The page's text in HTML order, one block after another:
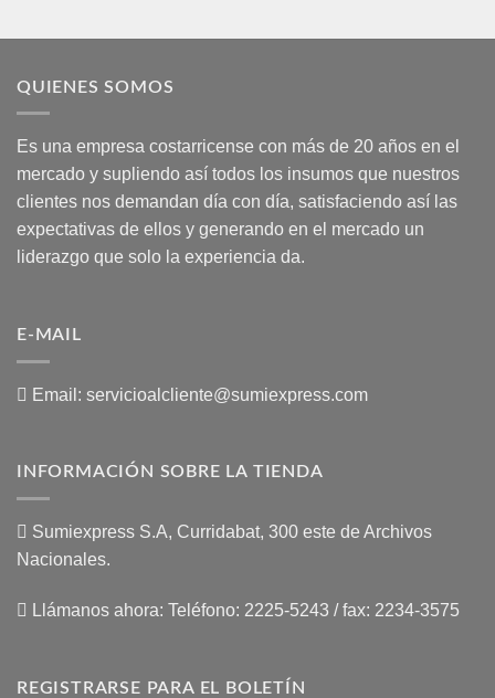
QUIENES SOMOS
Es una empresa costarricense con más de 20 años en el
mercado y supliendo así todos los insumos que nuestros
clientes nos demandan día con día, satisfaciendo así las
expectativas de ellos y generando en el mercado un
liderazgo que solo la experiencia da.
E-MAIL
Email: servicioalcliente@sumiexpress.com
INFORMACIÓN SOBRE LA TIENDA
Sumiexpress S.A, Curridabat, 300 este de Archivos
Nacionales.
Llámanos ahora: Teléfono: 2225-5243 / fax: 2234-3575
REGISTRARSE PARA EL BOLETÍN